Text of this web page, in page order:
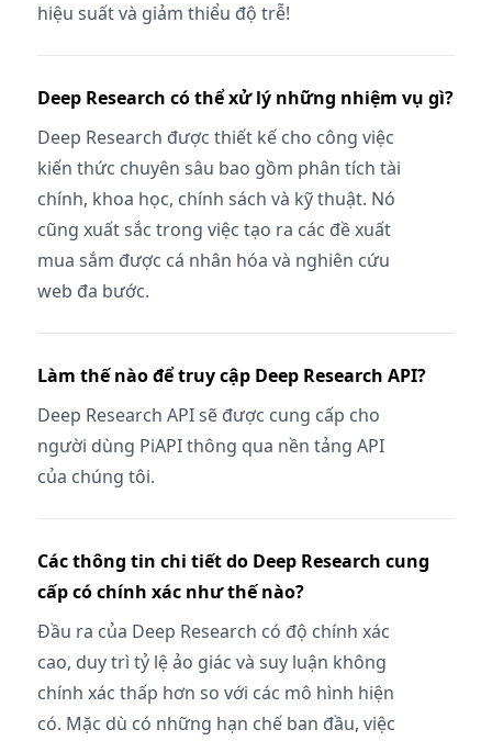
hiệu suất và giảm thiểu độ trễ!
Deep Research có thể xử lý những nhiệm vụ gì?
Deep Research được thiết kế cho công việc
kiến thức chuyên sâu bao gồm phân tích tài
chính, khoa học, chính sách và kỹ thuật. Nó
cũng xuất sắc trong việc tạo ra các đề xuất
mua sắm được cá nhân hóa và nghiên cứu
web đa bước.
Làm thế nào để truy cập Deep Research API?
Deep Research API sẽ được cung cấp cho
người dùng PiAPI thông qua nền tảng API
của chúng tôi.
Các thông tin chi tiết do Deep Research cung
cấp có chính xác như thế nào?
Đầu ra của Deep Research có độ chính xác
cao, duy trì tỷ lệ ảo giác và suy luận không
chính xác thấp hơn so với các mô hình hiện
có. Mặc dù có những hạn chế ban đầu, việc